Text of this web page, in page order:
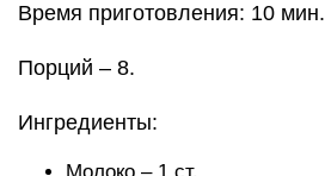
Время приготовления: 10 мин.
Порций – 8.
Ингредиенты: